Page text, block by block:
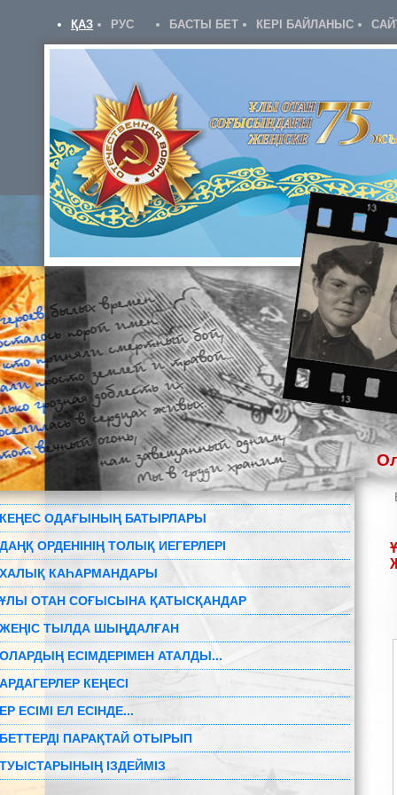
ҚАЗ РУС БАСТЫ БЕТ КЕРІ БАЙЛАНЫС
КЕҢЕС ОДАҒЫНЫҢ БАТЫРЛАРЫ
ДАҢҚ ОРДЕНІНІҢ ТОЛЫҚ ИЕГЕРЛЕРІ
ХАЛЫҚ КАҺАРМАНДАРЫ
ҰЛЫ ОТАН СОҒЫСЫНА ҚАТЫСҚАНДАР
ЖЕҢІС ТЫЛДА ШЫҢДАЛҒАН
ОЛАРДЫҢ ЕСІМДЕРІМЕН АТАЛДЫ...
АРДАГЕРЛЕР КЕҢЕСІ
ЕР ЕСІМІ ЕЛ ЕСІНДЕ...
БЕТТЕРДІ ПАРАҚТАЙ ОТЫРЫП
ТУЫСТАРЫНЫҢ ІЗДЕЙМІЗ